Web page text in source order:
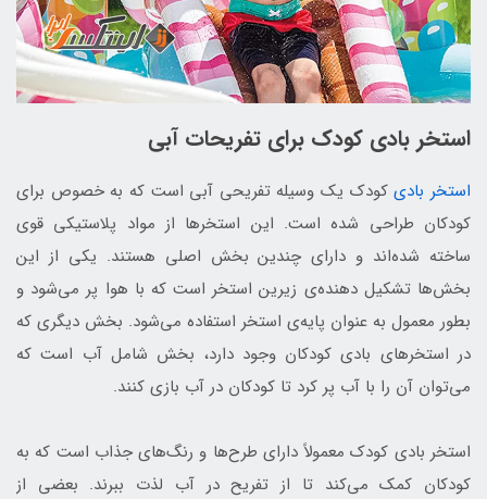
استخر بادی کودک برای تفریحات آبی
استخر بادیکودک یک وسیله تفریحی آبی است که به خصوص برای
کودکان طراحی شده است. این استخرها از مواد پلاستیکی قوی
ساخته شده‌اند و دارای چندین بخش اصلی هستند. یکی از این
بخش‌ها تشکیل دهنده‌ی زیرین استخر است که با هوا پر می‌شود و
بطور معمول به عنوان پایه‌ی استخر استفاده می‌شود. بخش دیگری که
در استخرهای بادی کودکان وجود دارد، بخش شامل آب است که
می‌توان آن را با آب پر کرد تا کودکان در آب بازی کنند.
استخر بادی کودک معمولاً دارای طرح‌ها و رنگ‌های جذاب است که به
کودکان کمک می‌کند تا از تفریح در آب لذت ببرند. بعضی از